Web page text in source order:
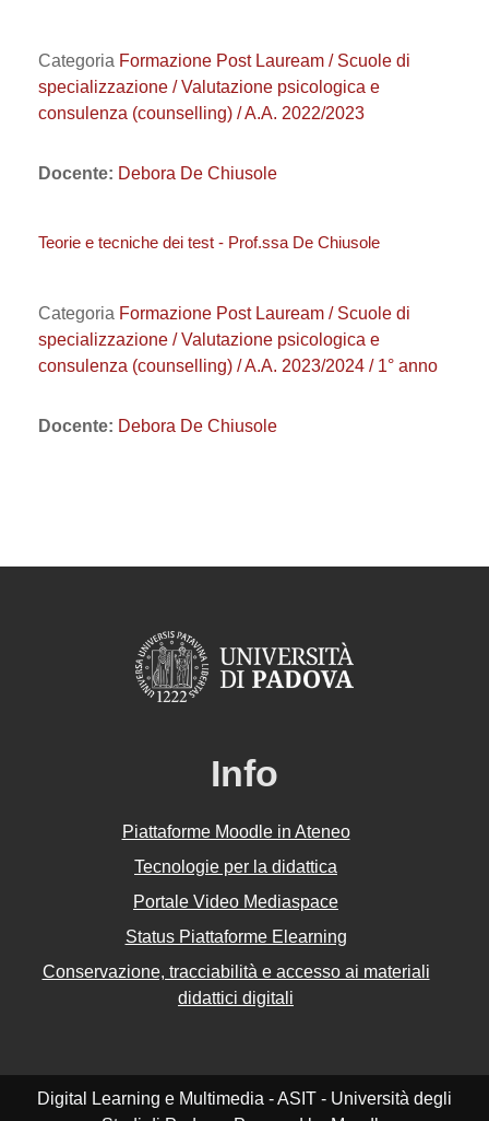
Categoria Formazione Post Lauream / Scuole di
specializzazione / Valutazione psicologica e
consulenza (counselling) / A.A. 2022/2023
Docente: Debora De Chiusole
Teorie e tecniche dei test - Prof.ssa De Chiusole
Categoria Formazione Post Lauream / Scuole di
specializzazione / Valutazione psicologica e
consulenza (counselling) / A.A. 2023/2024 / 1° anno
Docente: Debora De Chiusole
Info
Piattaforme Moodle in Ateneo
Tecnologie per la didattica
Portale Video Mediaspace
Status Piattaforme Elearning
Conservazione, tracciabilità e accesso ai materiali
didattici digitali
Digital Learning e Multimedia - ASIT - Università degli